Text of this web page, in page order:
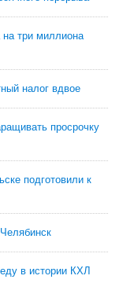
три миллиона
налог вдвое
просрочку
подготовили к
в истории КХЛ